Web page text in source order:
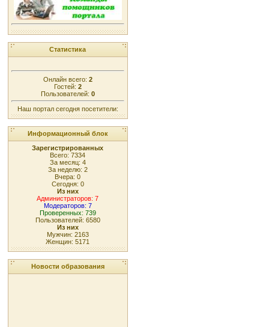
Статистика
Онлайн всего: 2
Гостей: 2
Пользователей: 0
Наш портал сегодня посетители:
Информационный блок
Зарегистрированных
Всего: 7334
За месяц: 4
За неделю: 2
Вчера: 0
Сегодня: 0
Из них
Администраторов: 7
Модераторов: 7
Проверенных: 739
Пользователей: 6580
Из них
Мужчин: 2163
Женщин: 5171
Новости образования